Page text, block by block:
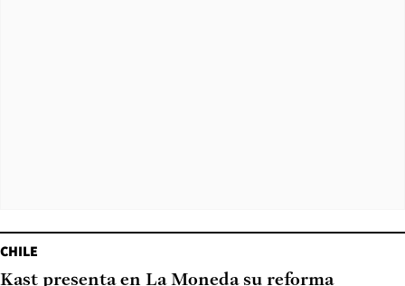
CHILE
Kast presenta en La Moneda su reforma